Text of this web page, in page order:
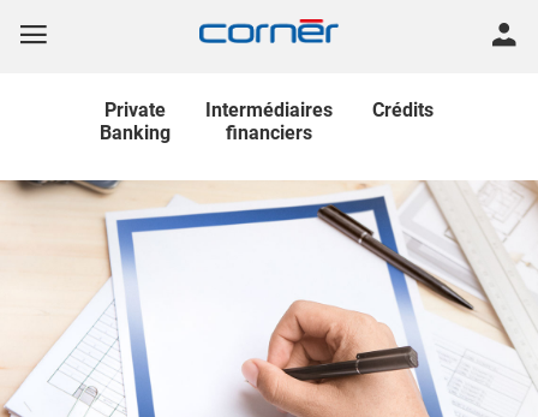
Private
Banking
Intermédiaires
financiers
Crédits